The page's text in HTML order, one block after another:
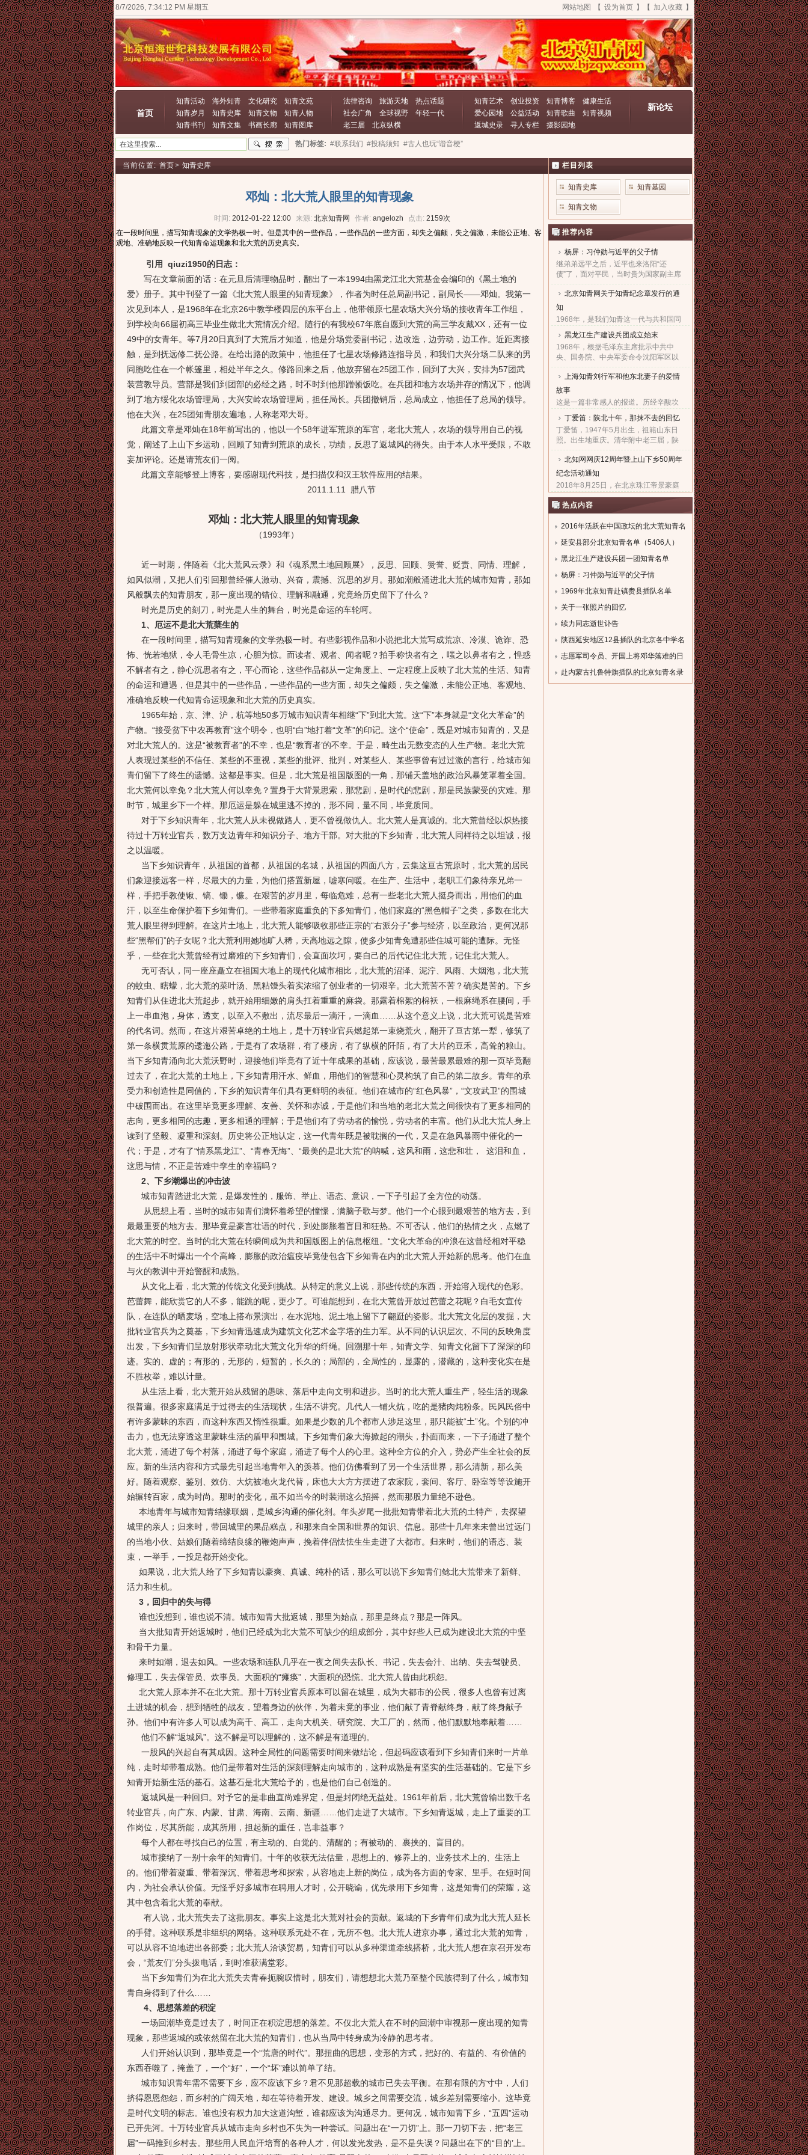
8/7/2026, 7:34:13 PM 星期五 网站地图 【 设为首页 】【 加入收藏 】
首页
知青活动 海外知青 文化研究
知青文苑
知青岁月
知青史库 知青文物
知青人物
知青书刊
知青文集 书画长廊 知青图库
法律咨询 旅游天地
热点话题
社会广角
全球视野
年轻一代
老三届
北京纵横
知青艺术 创业投资 知青博客
健康生活
爱心园地
公益活动 知青歌曲
知青视频
返城史录
寻人专栏 摄影园地
新论坛
热门标签: #联系我们 #投稿须知 #古人也玩“谐音梗”
当前位置: 首页> 知青史库
邓灿：北大荒人眼里的知青现象
时间: 2012-01-22 12:00 来源: 北京知青网 作者: angelozh 点击: 2159次
在一段时间里，描写知青现象的文学热极一时。但是其中的一些作品，一些作品的一些方面，却失之偏颇，失之偏激，未能公正地、客
观地、准确地反映一代知青命运现象和北大荒的历史真实。
引用 qiuzi1950的日志：
写在文章前面的话：在元旦后清理物品时，翻出了一本1994由黑龙江北大荒基金会编印的《黑土地的
爱》册子。其中刊登了一篇《北大荒人眼里的知青现象》，作者为时任总局副书记，副局长——邓灿。我第一
次见到本人，是1968年在北京26中教学楼四层的东平台上，他带领原七星农场大兴分场的接收青年工作组，
到学校向66届初高三毕业生做北大荒情况介绍。随行的有我校67年底自愿到大荒的高三学友戴XX，还有一位
49中的女青年。等7月20日真到了大荒后才知道，他是分场党委副书记，边改造，边劳动，边工作。近距离接
触，是到抚远修二抚公路。在给出路的政策中，他担任了七星农场修路连指导员，和我们大兴分场二队来的男
同胞吃住在一个帐篷里，相处半年之久。修路回来之后，他放弃留在25团工作，回到了大兴，安排为57团武
装营教导员。营部是我们到团部的必经之路，时不时到他那蹭顿饭吃。在兵团和地方农场并存的情况下，他调
到了地方绥化农场管理局，大兴安岭农场管理局，担任局长。兵团撤销后，总局成立，他担任了总局的领导。
他在大兴，在25团知青朋友遍地，人称老邓大哥。
此篇文章是邓灿在18年前写出的，他以一个58年进军荒原的军官，老北大荒人，农场的领导用自己的视
觉，阐述了上山下乡运动，回顾了知青到荒原的成长，功绩，反思了返城风的得失。由于本人水平受限，不敢
妄加评论。还是请荒友们一阅。
此篇文章能够登上博客，要感谢现代科技，是扫描仪和汉王软件应用的结果。
2011.1.11 腊八节
邓灿：北大荒人眼里的知青现象
（1993年）
近一时期，伴随着《北大荒风云录》和《魂系黑土地回顾展》，反思、回顾、赞誉、贬责、同情、理解，
如风似潮，又把人们引回那曾经催人激动、兴奋，震撼、沉思的岁月。那如潮般涌进北大荒的城市知青，那如
风般飘去的知青朋友，那一度出现的错位、理解和融通，究竟给历史留下了什么？
时光是历史的刻刀，时光是人生的舞台，时光是命运的车轮呵。
1、厄运不是北大荒蘖生的
在一段时间里，描写知青现象的文学热极一时。有些影视作品和小说把北大荒写成荒凉、冷漠、诡诈、恐
怖、恍若地狱，令人毛骨生凉，心胆为惊。而读者、观者、闻者呢？拍手称快者有之，嗤之以鼻者有之，惶惑
不解者有之，静心沉思者有之，平心而论，这些作品都从一定角度上、一定程度上反映了北大荒的生活、知青
的命运和遭遇，但是其中的一些作品，一些作品的一些方面，却失之偏颇，失之偏激，未能公正地、客观地、
准确地反映一代知青命运现象和北大荒的历史真实。
1965年始，京、津、沪，杭等地50多万城市知识青年相继“下”到北大荒。这“下”本身就是“文化大革命”的
产物。“接受贫下中农再教育”这个明令，也明“白”地打着“文革”的印记。这个“使命”，既是对城市知青的，又是
对北大荒人的。这是“被教育者”的不幸，也是“教育者’的不幸。于是，畸生出无数变态的人生产物。老北大荒
人表现过某些的不信任、某些的不重视，某些的批评、批判，对某些人、某些事曾有过过激的言行，给城市知
青们留下了终生的遗憾。这都是事实。但是，北大荒是祖国版图的一角，那铺天盖地的政治风暴笼罩着全国。
北大荒何以幸免？北大荒人何以幸免？置身于大背景思索，那悲剧，是时代的悲剧，那是民族蒙受的灾难。那
时节，城里乡下一个样。那厄运是躲在城里逃不掉的，形不同，量不同，毕竟质同。
对于下乡知识青年，北大荒人从未视做路人，更不曾视做仇人。北大荒人是真诚的。北大荒曾经以炽热接
待过十万转业官兵，数万支边青年和知识分子、地方干部。对大批的下乡知青，北大荒人同样待之以坦诚，报
之以温暖。
当下乡知识青年，从祖国的首都，从祖国的名城，从祖国的四面八方，云集这亘古荒原时，北大荒的居民
们象迎接远客一样，尽最大的力量，为他们搭置新屋，嘘寒问暖。在生产、生活中，老职工们象待亲兄弟一
样，手把手教使锹、镐、锄，镰。在艰苦的岁月里，每临危难，总有一些老北大荒人挺身而出，用他们的血
汗，以至生命保护着下乡知青们。一些带着家庭重负的下多知青们，他们家庭的“黑色帽子”之类，多数在北大
荒人眼里得到理解。在这片土地上，北大荒人能够吸收那些正宗的“右派分子”参与经济，以至政治，更何况那
些“黑帮们”的子女呢？北大荒利用她地旷人稀，天高地远之隙，使多少知青免遭那些住城可能的遭际。无怪
乎，一些在北大荒曾经有过磨难的下乡知青们，会直面坎坷，要自己的后代记住北大荒，记住北大荒人。
无可否认，同一座座矗立在祖国大地上的现代化城市相比，北大荒的沼泽、泥泞、风雨、大烟泡，北大荒
的蚊虫、瞎蠓，北大荒的菜叶汤、黑粘馒头着实浓缩了创业者的一切艰辛。北大荒苦不苦？确实是苦的。下乡
知青们从住进北大荒起步，就开始用细嫩的肩头扛着重重的麻袋。那露着棉絮的棉袄，一根麻绳系在腰间，手
上一串血泡，身体，透支，以至入不敷出，流尽最后一滴汗，一滴血……从这个意义上说，北大荒可说是苦难
的代名词。然而，在这片艰苦卓绝的土地上，是十万转业官兵燃起第一束烧荒火，翻开了亘古第一犁，修筑了
第一条横贯荒原的逶迤公路，于是有了农场群，有了楼房，有了纵横的阡陌，有了大片的豆禾，高耸的粮山。
当下乡知青涌向北大荒沃野时，迎接他们毕竟有了近十年成果的基础，应该说，最苦最累最难的那一页毕竟翻
过去了，在北大荒的土地上，下乡知青用汗水、鲜血，用他们的智慧和心灵构筑了自己的第二故乡。青年的承
受力和创造性是同值的，下乡的知识青年们具有更鲜明的表征。他们在城市的“红色风暴”，“文攻武卫”的围城
中破围而出。在这里毕竟更多理解、友善、关怀和赤诚，于是他们和当地的老北大荒之间很快有了更多相同的
志向，更多相同的志趣，更多相通的理解；于是他们有了劳动者的愉悦，劳动者的丰富。他们从北大荒人身上
读到了坚毅、凝重和深刻。历史将公正地认定，这一代青年既是被耽搁的一代，又是在急风暴雨中催化的一
代；于是，才有了“情系黑龙江”、“青春无悔”、“最美的是北大荒”的呐喊，这风和雨，这悲和壮， 这泪和血，
这思与情，不正是苦难中孪生的幸福吗？
2、下乡潮爆出的冲击波
城市知青踏进北大荒，是爆发性的，服饰、举止、语态、意识，一下子引起了全方位的动荡。
从思想上看，当时的城市知青们满怀着希望的憧憬，满脑子歌与梦。他们一个心眼到最艰苦的地方去，到
最最重要的地方去。那毕竟是豪言壮语的时代，到处膨胀着盲目和狂热。不可否认，他们的热情之火，点燃了
北大荒的时空。当时的北大荒在转瞬间成为共和国版图上的信息枢纽。“文化大革命的冲浪在这曾经相对平稳
的生活中不时爆出一个个高峰，膨胀的政治瘟疫毕竟使包含下乡知青在内的北大荒人开始新的思考。他们在血
与火的教训中开始警醒和成熟。
从文化上看，北大荒的传统文化受到挑战。从特定的意义上说，那些传统的东西，开始溶入现代的色彩。
芭蕾舞，能欣赏它的人不多，能跳的呢，更少了。可谁能想到，在北大荒曾开放过芭蕾之花呢？白毛女宣传
队，在连队的晒麦场，空地上搭布景演出，在水泥地、泥土地上留下了翩跹的姿影。北大荒文化层的发掘，大
批转业官兵为之奠基，下乡知青迅速成为建筑文化艺术金字塔的生力军。从不同的认识层次、不同的反映角度
出发，下乡知青们呈放射形状牵动北大荒文化升华的纤绳。回溯那十年，知青文学、知青文化留下了深深的印
迹。实的、虚的；有形的，无形的，短暂的，长久的；局部的，全局性的，显露的，潜藏的，这种变化实在是
不胜枚举，难以计量。
从生活上看，北大荒开始从残留的愚昧、落后中走向文明和进步。当时的北大荒人重生产，轻生活的现象
很普遍。很多家庭满足于过得去的生活现状，生活不讲究。几代人一铺火炕，吃的是猪肉炖粉条。民风民俗中
有许多蒙昧的东西，而这种东西又惰性很重。如果是少数的几个都市人涉足这里，那只能被“土”化。个别的冲
击力，也无法穿透这里蒙昧生活的盾甲和围城。下乡知青们象大海掀起的潮头，扑面而来，一下子涌进了整个
北大荒，涌进了每个村落，涌进了每个家庭，涌进了每个人的心里。这种全方位的介入，势必产生全社会的反
应。新的生活内容和方式最先引起当地青年入的羡慕。他们仿佛看到了另一个生活世界，那么清新，那么美
好。随着观察、鉴别、效仿、大炕被地火龙代替，床也大大方方摆进了农家院，套间、客厅、卧室等等设施开
始辗转百家，成为时尚。那时的变化，虽不如当今的时装潮这么招摇，然而那股力量绝不逊色。
本地青年与城市知青结缘联姻，是城乡沟通的催化剂。年头岁尾一批批知青带着北大荒的土特产，去探望
城里的亲人；归来时，带回城里的果品糕点，和那来自全国和世界的知识、信息。那些十几年来未曾出过远门
的当地小伙、姑娘们随着缔结良缘的鞭炮声声，挽着伴侣怯怯生生走迸了大都市。归来时，他们的语态、装
束，一举手，一投足都开始变化。
如果说，北大荒人给了下乡知青以豪爽、真诚、纯朴的话，那么可以说下乡知青们鲶北大荒带来了新鲜、
活力和生机。
3，回归中的失与得
谁也没想到，谁也说不清。城市知青大批返城，那里为始点，那里是终点？那是一阵风。
当大批知青开始返城时，他们已经成为北大荒不可缺少的组成部分，其中好些人已成为建设北大荒的中坚
和骨干力量。
来时如潮，退去如风。一些农场和连队几乎在一夜之间失去队长、书记，失去会汁、出纳、失去驾驶员、
修理工，失去保管员、炊事员。大面积的“瘫痪”，大面积的恐慌。北大荒人曾由此积怨。
北大荒人原本并不在北大荒。那十万转业官兵原本可以留在城里，成为大都市的公民，很多人也曾有过离
土进城的机会，想到牺牲的战友，望着身边的伙伴，为着未竟的事业，他们献了青脊献终身，献了终身献子
孙。他们中有许多人可以成为高千、高工，走向大机关、研究院、大工厂的，然而，他们默默地奉献着……
他们不解“返城风”。这不解是可以理解的，这不解是有道理的。
一股风的兴起自有其成因。这种全局性的问题需要时间来做结论，但起码应该看到下乡知青们来时一片单
纯，走时却带着成熟。他们是带着对生活的深刻理解走向城市的，这种成熟是有坚实的生活基础的。它是下乡
知青开始新生活的基石。这基石是北大荒给予的，也是他们自己创造的。
返城风是一种回归。对予它的是非曲直尚难界定，但是封闭绝无益处。1961年前后，北大荒曾输出数千名
转业官兵，向广东、内蒙、甘肃、海南、云南、新疆……他们走进了大城市。下乡知青返城，走上了重要的工
作岗位，尽其所能，成其所用，担起新的重任，岂非益事？
每个人都在寻找自己的位置，有主动的、自觉的、清醒的；有被动的、裹挟的、盲目的。
城市接纳了一别十余年的知青们。十年的收获无法估量，思想上的、修养上的、业务技术上的、生活上
的。他们带着凝重、带着深沉、带着思考和探索，从容地走上新的岗位，成为各方面的专家、里手。在短时间
内，为社会承认价值。无怪乎好多城市在聘用人才时，公开晓谕，优先录用下乡知青，这是知青们的荣耀，这
其中包含着北大荒的奉献。
有人说，北大荒失去了这批朋友。事实上这是北大荒对社会的贡献。返城的下乡青年们成为北大荒人延长
的手臂。这种联系是非组织的网络。这种联系无处不在，无所不包。北大荒人进京办事，通过北大荒的知青，
可以从容不迫地进出各部委；北大荒人洽谈贸易，知青们可以从多种渠道牵线搭桥，北大荒人想在京召开发布
会，“荒友们”分头拨电话，到时准获满堂彩。
当下乡知青们为在北大荒失去青春扼腕叹惜时，朋友们，请想想北大荒乃至整个民族得到了什么，城市知
青自身得到了什么……
4、思想落差的积淀
一场回潮毕竟是过去了，时间正在积淀思想的落差。不仅北大荒人在不时的回潮中审视那一度出现的知青
现象，那些返城的或依然留在北大荒的知青们，也从当局中转身成为冷静的思考者。
人们开始认识到，那毕竟是一个“荒唐的时代”。那扭曲的思想，变形的方式，把好的、有益的、有价值的
东西吞噬了，掩盖了，一个“好”，一个“坏”难以简单了结。
城市知识青年需不需要下乡，应不应该下乡？君不见那超载的城市已失去平衡。在那有限的方寸中，人们
挤得恩恩怨怨，而乡村的广阔天地，却在等待着开发、建设。城乡之间需要交流，城乡差别需要缩小。这毕竟
是时代文明的标志。谁也没有权力加大这道沟堑，谁都应该为沟通尽力。更何况，城市知青下乡，“五四”运动
已开先河。十万转业官兵从城市走向乡村也不失为一种尝试。问题出在“一刀切”上。那一刀切下去，把“老三
届”一码推到乡村去。那些用人民血汗培育的各种人才，何以发光发热，是不是失误？问题出在下的“目的’上。
栏目列表
知青史库 知青墓园
知青文物
推荐内容
杨屏：习仲勋与近平的父子情
继弟弟远平之后，近平也来洛阳“还
债”了，面对平民，当时贵为国家副主席
的他，几乎90度的庄严一躬，鞠出了习
家父子对天下老百姓的良心！也鞠出了
习仲勋与近平撼人心魄的父......
北京知青网关于知青纪念章发行的通
知
1968年，是我们知青这一代与共和国同
命运共前进的同龄人值得隆重纪念的一
年。因为，知青这个在特殊历史时期产
生的特殊群体，在共和国发展的史册
上，以自己的青春、热血和忠......
黑龙江生产建设兵团成立始末
1968年，根据毛泽东主席批示中共中
央、国务院、中央军委命令沈阳军区以
原东北农垦总局所属农场为基础，组建
黑龙江生产建设兵团，在黑龙江省边境
地区执行“屯垦戍边”任务。......
上海知青刘行军和他东北妻子的爱情
故事
这是一篇非常感人的报道。历经辛酸坎
坷，终于同18年前的爱人生活到了一
起，黑龙江省五大连池市女子王亚文和
知青刘行军之间的动人爱情故事，演绎
了生活版的“小芳的故事”。......
丁爱笛：陕北十年，那抹不去的回忆
丁爱笛，1947年5月出生，祖籍山东日
照。出生地重庆。清华附中老三届，陕
北延川插队十年，做过四年生产队长，
四年大队书记兼公社副书记。1978年恢
复高考进入上海工业大学。现......
北知网网庆12周年暨上山下乡50周年
纪念活动通知
2018年8月25日，在北京珠江帝景豪庭
酒店二楼举办盛大隆重的“庆祝北京知青
网成立十二周年暨纪念上山下乡五十周
年文艺联欢会”。热烈欢迎广大知青朋友
参加。...
热点内容
2016年活跃在中国政坛的北大荒知青名
单
[field:description
function='cn_substr(@me,80)'/]...
延安县部分北京知青名单（5406人）
[field:description
function='cn_substr(@me,80)'/]...
黑龙江生产建设兵团一团知青名单
（一）
[field:description
function='cn_substr(@me,80)'/]...
杨屏：习仲勋与近平的父子情
[field:description
function='cn_substr(@me,80)'/]...
1969年北京知青赴镇赉县插队名单
[field:description
function='cn_substr(@me,80)'/]...
关于一张照片的回忆
[field:description
function='cn_substr(@me,80)'/]...
续力同志逝世讣告
[field:description
function='cn_substr(@me,80)'/]...
陕西延安地区12县插队的北京各中学名
录
[field:description
志愿军司令员、开国上将邓华落难的日
子
赴内蒙古扎鲁特旗插队的北京知青名录